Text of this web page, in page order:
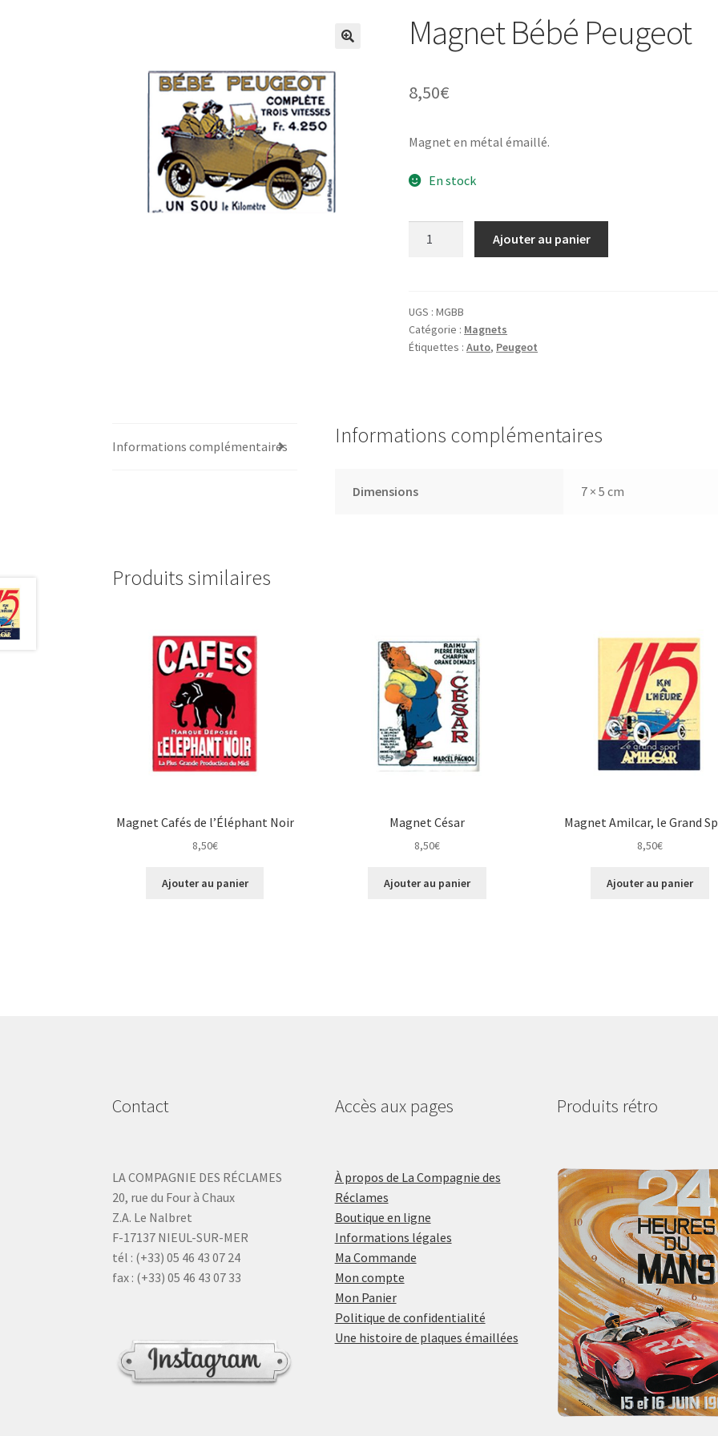
Magnet Bébé Peugeot
8,50€
Magnet en métal émaillé.
En stock
Peugeot
Ajouter au panier
UGS :MGBB
Catégorie : Magnets
Étiquettes :Auto, Peugeot
Informations complémentaires Informations complémentaires
Dimensions 7 × 5 cm
Produits similaires
Magnet Cafés de l’Éléphant Noir
8,50€
Ajouter au panier
Magnet César
8,50€
Ajouter au panier
Magnet Amilcar, le Grand
8,50€
Ajouter au panier
Contact
LA COMPAGNIE DES RÉCLAMES
20, rue du Four à Chaux
Z.A. Le Nalbret
F-17137 NIEUL-SUR-MER
tél : (+33) 05 46 43 07 24
fax : (+33) 05 46 43 07 33
Accès aux pages
À propos de La Compagnie des
Réclames
Boutique en ligne
Informations légales
Ma Commande
Mon compte
Mon Panier
Politique de confidentialité
Une histoire de plaques émaillées
Produits rétro